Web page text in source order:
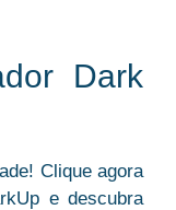
Dark
Clique agora
e descubra